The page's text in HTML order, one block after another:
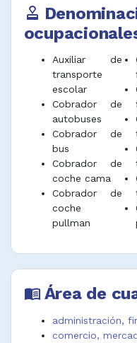
approval
Auxiliar de
transporte
escolar
Cobrador de
autobuses
Cobrador de
bus
Cobrador de
coche cama
Cobrador de
coche
pullman
menu_book Área de
administración,
comercio,